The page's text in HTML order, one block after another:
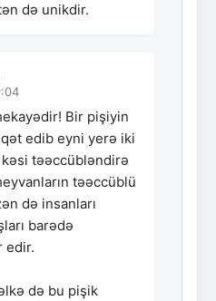
də unikdir.
Bir pişiyin
edib eyni yerə iki
təəccübləndirə
təəccüblü
də insanları
barədə
edir.
də bu pişik